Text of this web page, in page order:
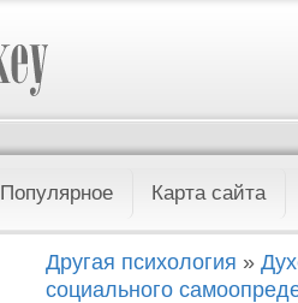
Популярное Карта сайта
Другая психология »
социального